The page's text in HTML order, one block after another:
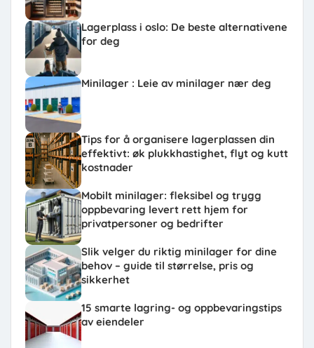
Lagerplass i oslo: De beste alternativene
for deg
Minilager : Leie av minilager nær deg
Tips for å organisere lagerplassen din
effektivt: øk plukkhastighet, flyt og kutt
kostnader
Mobilt minilager: fleksibel og trygg
oppbevaring levert rett hjem for
privatpersoner og bedrifter
Slik velger du riktig minilager for dine
behov – guide til størrelse, pris og
sikkerhet
15 smarte lagring- og oppbevaringstips
av eiendeler